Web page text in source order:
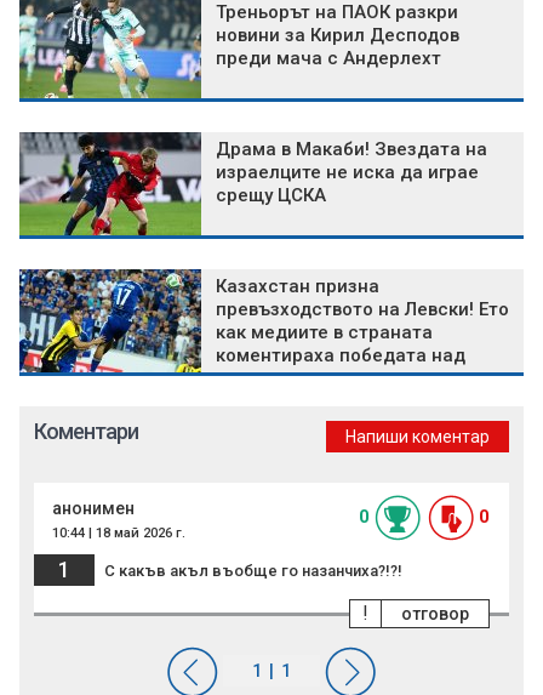
Треньорът на ПАОК разкри
новини за Кирил Десподов
преди мача с Андерлехт
Драма в Макаби! Звездата на
израелците не иска да играе
срещу ЦСКА
Казахстан призна
превъзходството на Левски! Ето
как медиите в страната
коментираха победата над
Кайрат
Коментари Напиши коментар
анонимен
10:44 | 18 май 2026 г.
0 0
1 С какъв акъл въобще го назанчиха?!?!
отговор
!